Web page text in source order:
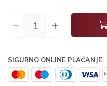
SIGURNO ONLINE PLAĆANJE: